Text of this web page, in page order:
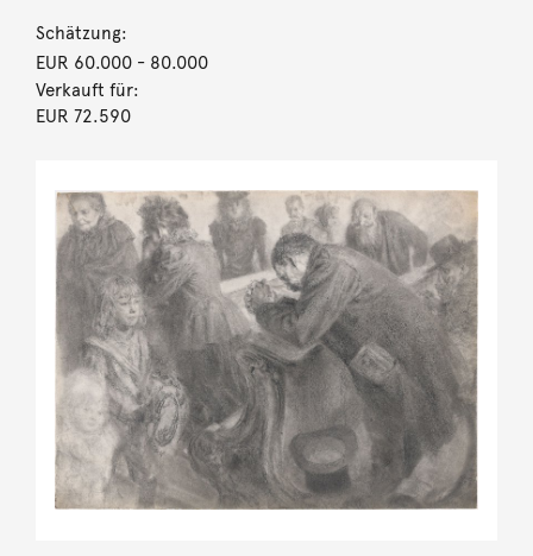
Schätzung:
EUR 60.000- 80.000
Verkauft für:
EUR 72.590